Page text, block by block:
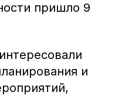
пришло 9
и